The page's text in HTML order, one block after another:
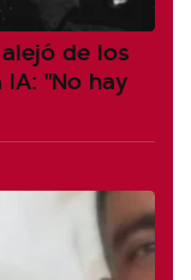
de los
"No hay